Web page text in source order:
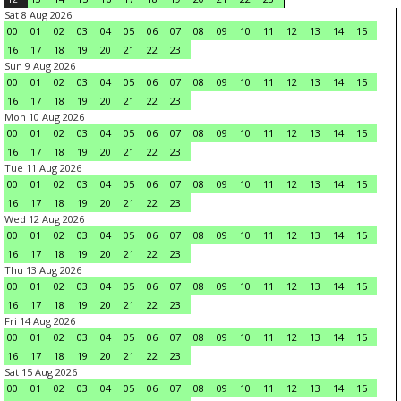
Sat 8 Aug 2026
00
01 02 03 04 05 06 07 08 09 10 11 12 13 14
15
16
17 18 19 20 21 22
23
Sun 9 Aug 2026
00
01 02 03 04 05 06 07 08 09 10 11 12 13 14
15
16
17 18 19 20 21 22
23
Mon 10 Aug 2026
00
01 02 03 04 05 06 07 08 09 10 11 12 13 14
15
16
17 18 19 20 21 22
23
Tue 11 Aug 2026
00
01 02 03 04 05 06 07 08 09 10 11 12 13 14
15
16
17 18 19 20 21 22
23
Wed 12 Aug 2026
00
01 02 03 04 05 06 07 08 09 10 11 12 13 14
15
16
17 18 19 20 21 22
23
Thu 13 Aug 2026
00
01 02 03 04 05 06 07 08 09 10 11 12 13 14
15
16
17 18 19 20 21 22
23
Fri 14 Aug 2026
00
01 02 03 04 05 06 07 08 09 10 11 12 13 14
15
16
17 18 19 20 21 22
23
Sat 15 Aug 2026
00
01 02 03 04 05 06 07 08 09 10 11 12 13 14
15